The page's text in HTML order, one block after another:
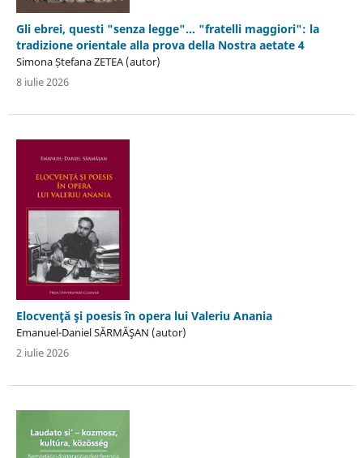
Gli ebrei, questi "senza legge"… "fratelli maggiori": la
tradizione orientale alla prova della Nostra aetate 4
Simona Ștefana ZETEA (autor)
8 iulie 2026
Elocvenţă şi poesis în opera lui Valeriu Anania
Emanuel-Daniel SĂRMĂŞAN (autor)
2 iulie 2026